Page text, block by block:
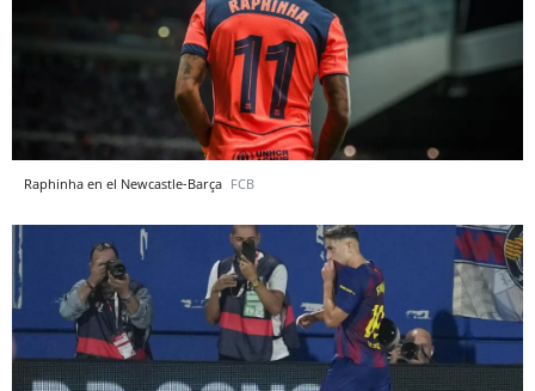
Raphinha en el Newcastle-Barça FCB